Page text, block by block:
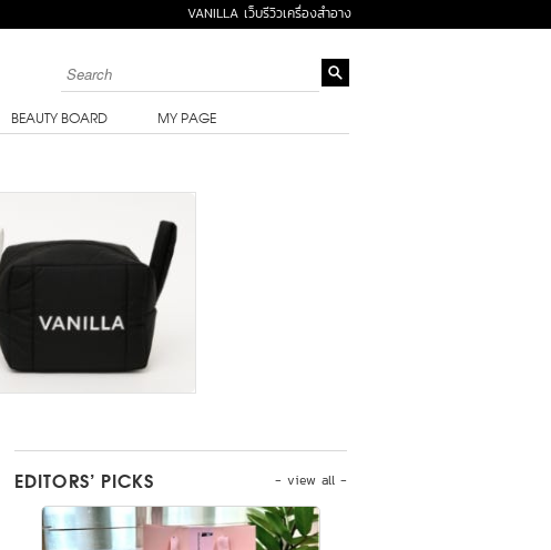
VANILLA เว็บรีวิวเครื่องสำอาง
BEAUTY BOARD MY PAGE
- view all -
EDITORS’ PICKS